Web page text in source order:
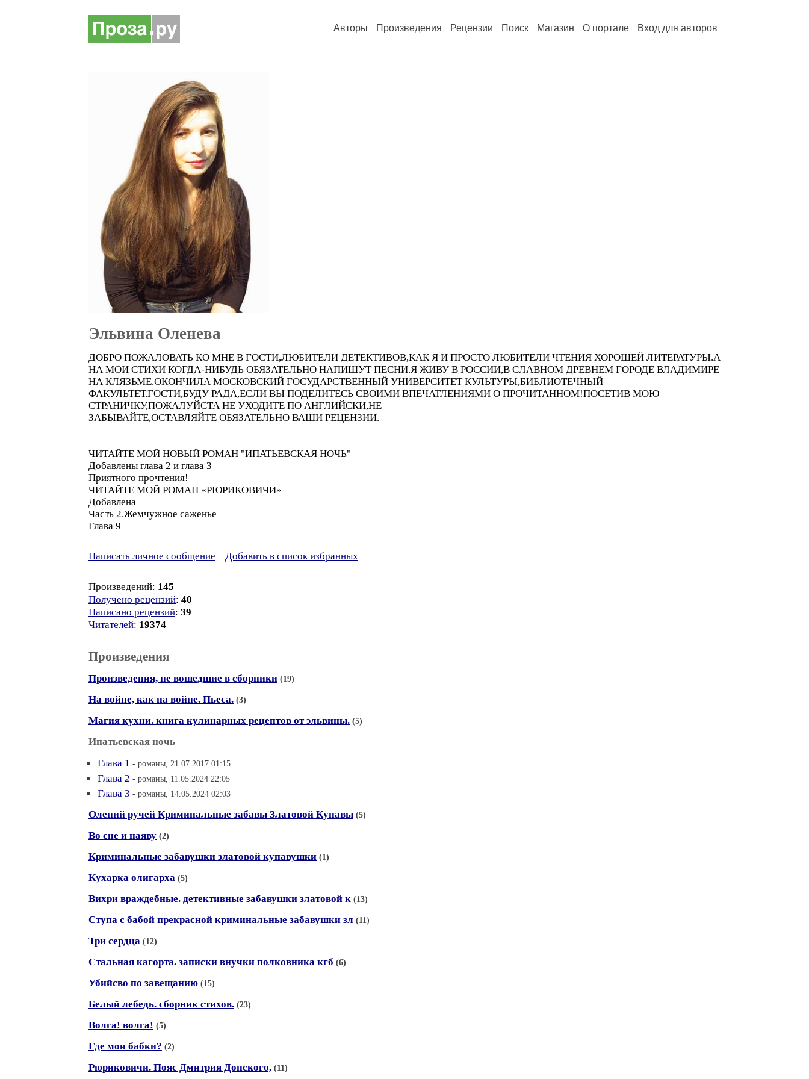
Авторы Произведения Рецензии Поиск Магазин О портале Вход для авторов
Эльвина Оленева
ДОБРО ПОЖАЛОВАТЬ КО МНЕ В ГОСТИ,ЛЮБИТЕЛИ ДЕТЕКТИВОВ,КАК Я И ПРОСТО ЛЮБИТЕЛИ ЧТЕНИЯ ХОРОШЕЙ ЛИТЕРАТУРЫ.А
НА МОИ СТИХИ КОГДА-НИБУДЬ ОБЯЗАТЕЛЬНО НАПИШУТ ПЕСНИ.Я ЖИВУ В РОССИИ,В СЛАВНОМ ДРЕВНЕМ ГОРОДЕ ВЛАДИМИРЕ
НА КЛЯЗЬМЕ.ОКОНЧИЛА МОСКОВСКИЙ ГОСУДАРСТВЕННЫЙ УНИВЕРСИТЕТ КУЛЬТУРЫ,БИБЛИОТЕЧНЫЙ
ФАКУЛЬТЕТ.ГОСТИ,БУДУ РАДА,ЕСЛИ ВЫ ПОДЕЛИТЕСЬ СВОИМИ ВПЕЧАТЛЕНИЯМИ О ПРОЧИТАННОМ!ПОСЕТИВ МОЮ
СТРАНИЧКУ,ПОЖАЛУЙСТА НЕ УХОДИТЕ ПО АНГЛИЙСКИ,НЕ
ЗАБЫВАЙТЕ,ОСТАВЛЯЙТЕ ОБЯЗАТЕЛЬНО ВАШИ РЕЦЕНЗИИ.
ЧИТАЙТЕ МОЙ НОВЫЙ РОМАН "ИПАТЬЕВСКАЯ НОЧЬ"
Добавлены глава 2 и глава 3
Приятного прочтения!
ЧИТАЙТЕ МОЙ РОМАН «РЮРИКОВИЧИ»
Добавлена
Часть 2.Жемчужное саженье
Глава 9
Написать личное сообщение Добавить в список избранных
Произведений: 145
Получено рецензий: 40
Написано рецензий: 39
Читателей: 19374
Произведения
Произведения, не вошедшие в сборники (19)
На войне, как на войне. Пьеса. (3)
Магия кухни. книга кулинарных рецептов от эльвины. (5)
Ипатьевская ночь
Глава 1 - романы, 21.07.2017 01:15
Глава 2 - романы, 11.05.2024 22:05
Глава 3 - романы, 14.05.2024 02:03
Олений ручей Криминальные забавы Златовой Купавы (5)
Во сне и наяву (2)
Криминальные забавушки златовой купавушки (1)
Кухарка олигарха (5)
Вихри враждебные. детективные забавушки златовой к (13)
Ступа с бабой прекрасной криминальные забавушки зл (11)
Три сердца (12)
Стальная кагорта. записки внучки полковника кгб (6)
Убийсво по завещанию (15)
Белый лебедь. сборник стихов. (23)
Волга! волга! (5)
Где мои бабки? (2)
Рюриковичи. Пояс Дмитрия Донского, (11)